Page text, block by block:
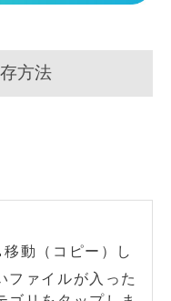
方法
移動（コピー）し
ファイルが入った